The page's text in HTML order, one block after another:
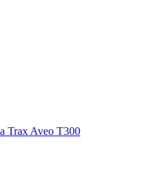
Trax Aveo T300